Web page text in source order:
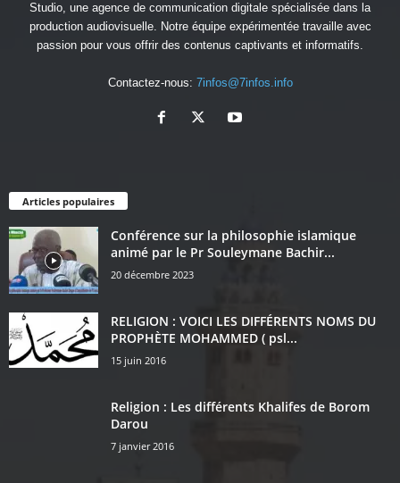
Studio, une agence de communication digitale spécialisée dans la
production audiovisuelle. Notre équipe expérimentée travaille avec
passion pour vous offrir des contenus captivants et informatifs.
Contactez-nous: 7infos@7infos.info
Articles populaires
Conférence sur la philosophie islamique
animé par le Pr Souleymane Bachir...
20 décembre 2023
RELIGION : VOICI LES DIFFÉRENTS NOMS DU
PROPHÈTE MOHAMMED ( psl...
15 juin 2016
Religion : Les différents Khalifes de Borom
Darou
7 janvier 2016